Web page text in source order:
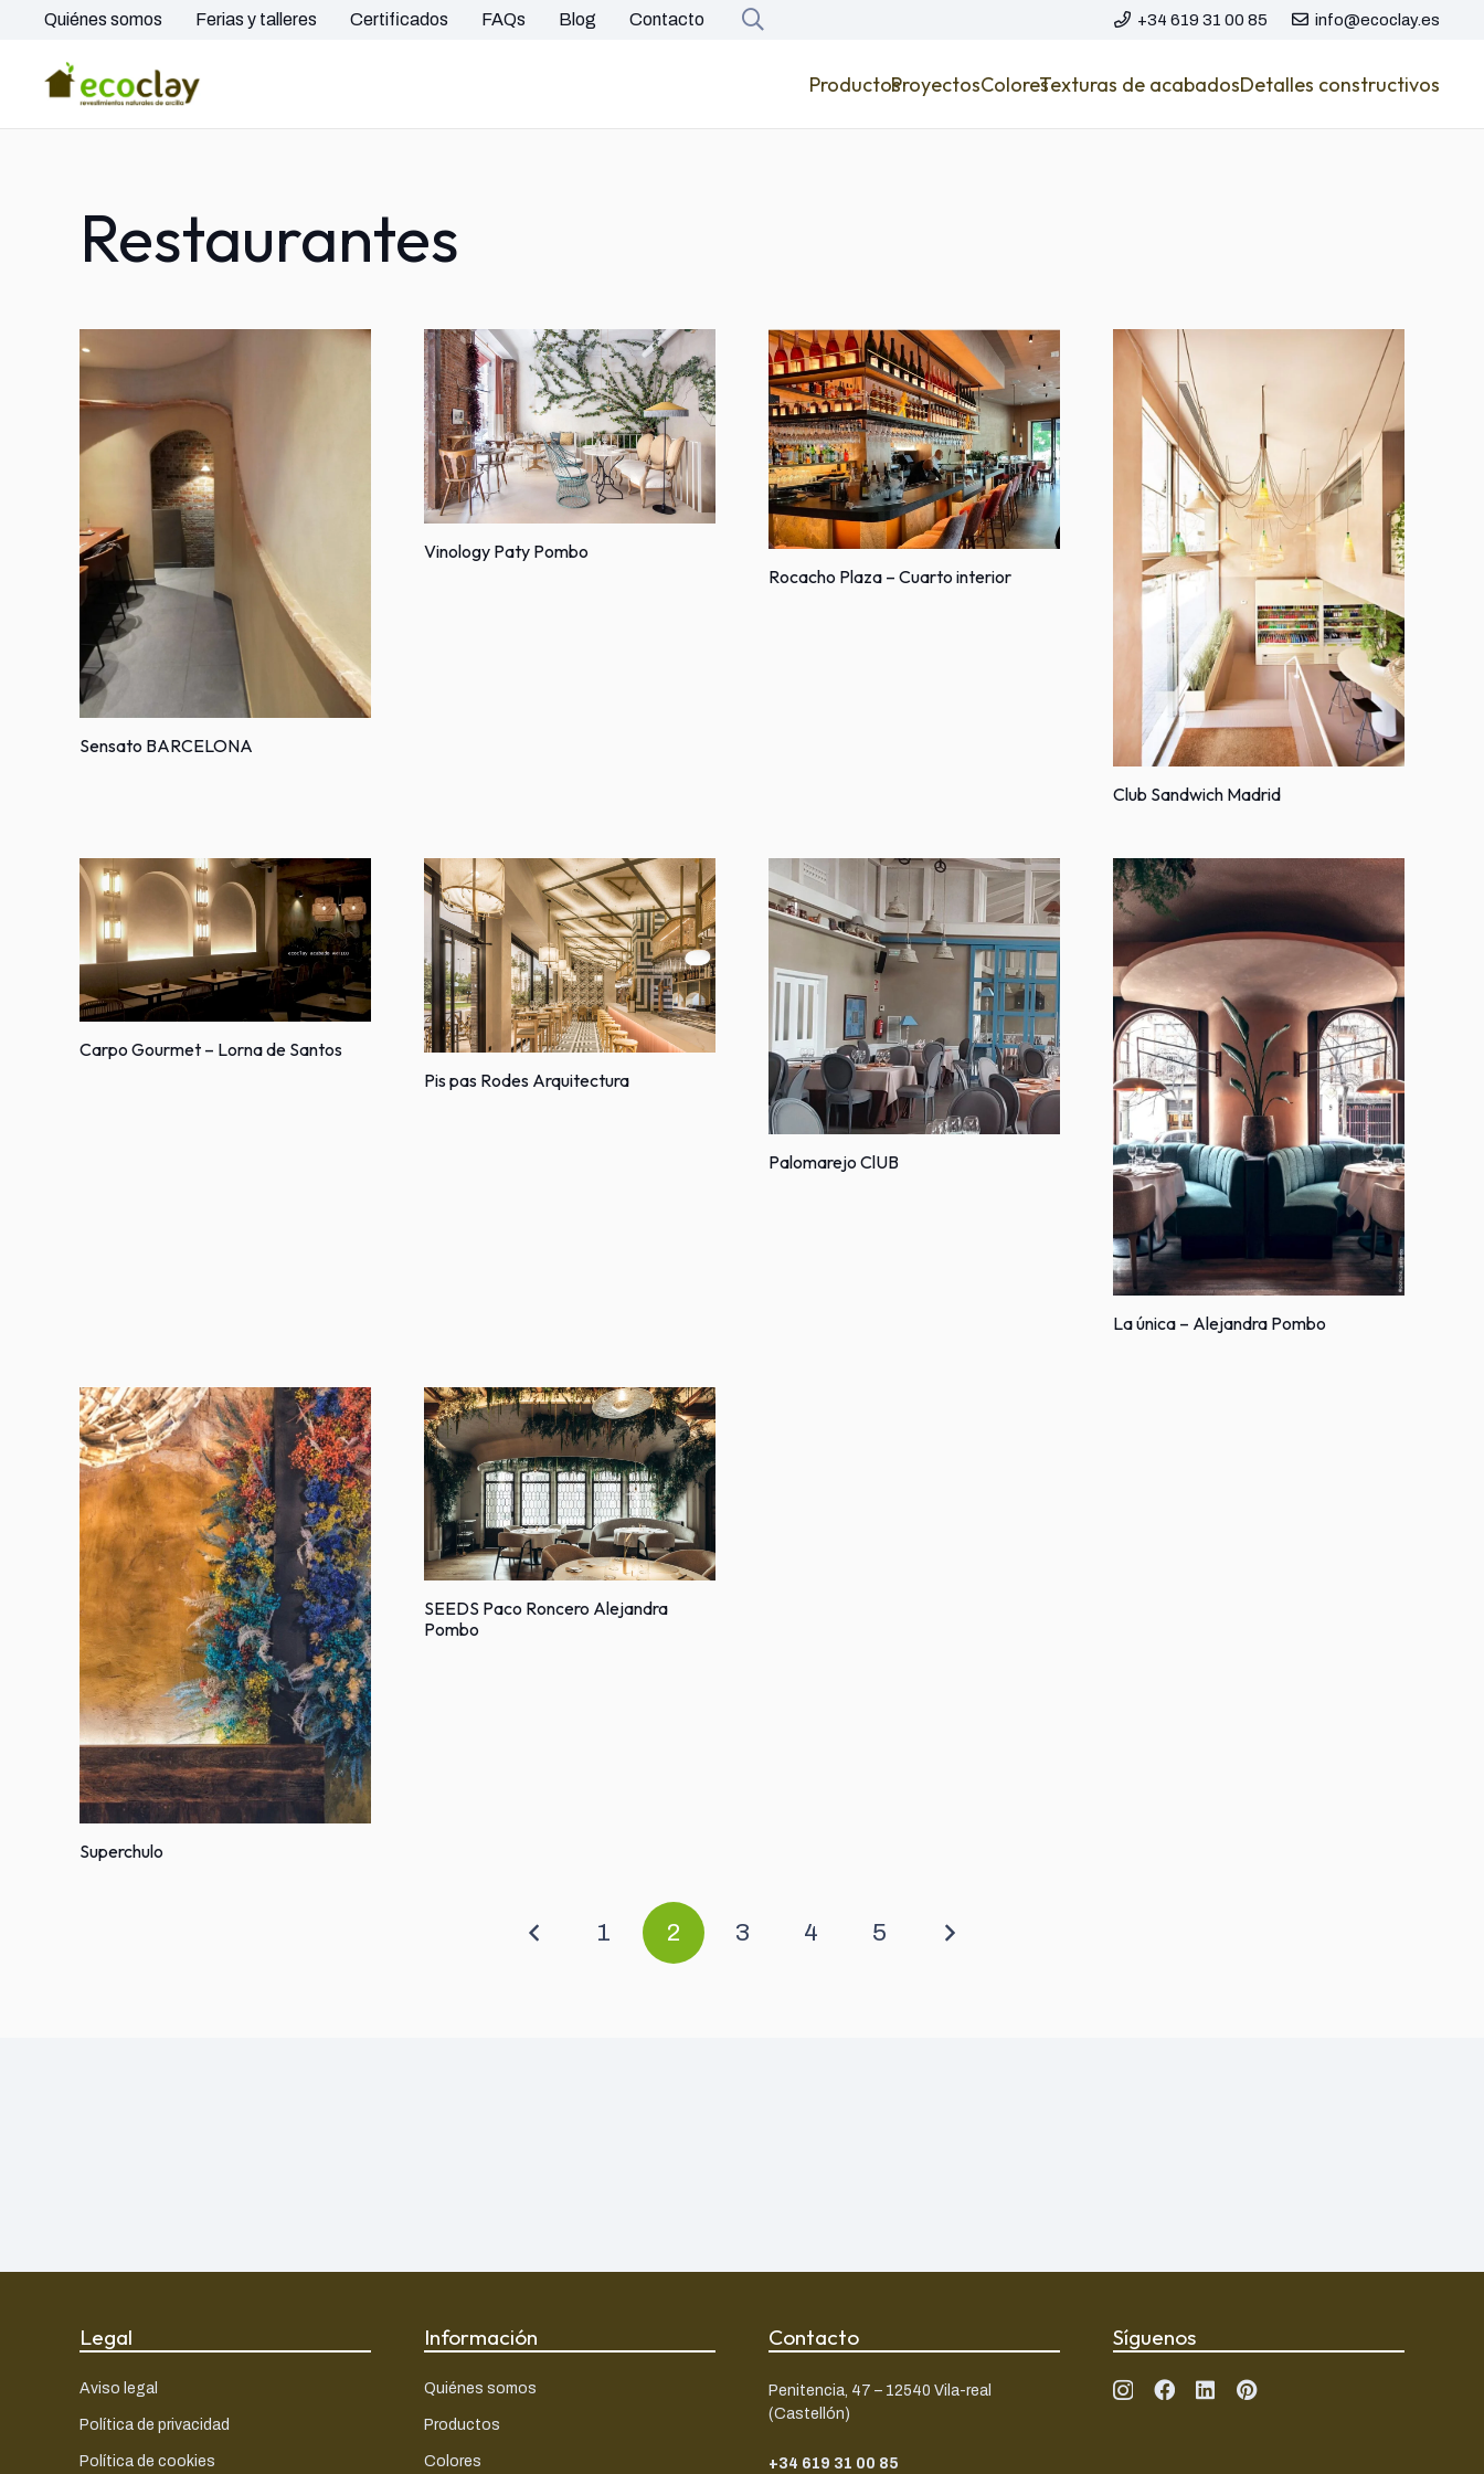
Quiénes somos Ferias y talleres Certificados FAQs Blog Contacto +34 619 31 00 85 info@ecoclay.es
ProductosProyectosColoresTexturas de acabadosDetalles constructivos
Restaurantes
Sensato BARCELONA
Vinology Paty Pombo
Rocacho Plaza – Cuarto interior
Club Sandwich Madrid
Carpo Gourmet – Lorna de Santos
Pis pas Rodes Arquitectura
Palomarejo ClUB
La única – Alejandra Pombo
Superchulo
SEEDS Paco Roncero Alejandra
Pombo
1 2 3 4 5
Legal
Aviso legal
Política de privacidad
Política de cookies
Información
Quiénes somos
Productos
Colores
Contacto
Penitencia, 47 – 12540 Vila-real
(Castellón)
+34 619 31 00 85
Síguenos